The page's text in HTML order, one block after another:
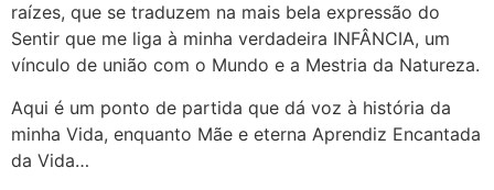
raízes, que se traduzem na mais bela expressão do
Sentir que me liga à minha verdadeira INFÂNCIA, um
vínculo de união com o Mundo e a Mestria da Natureza.
Aqui é um ponto de partida que dá voz à história da
minha Vida, enquanto Mãe e eterna Aprendiz Encantada
da Vida…